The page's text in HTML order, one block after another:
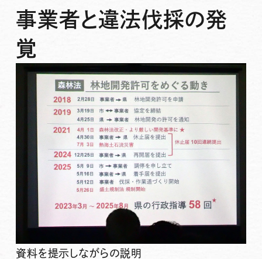
事業者と違法伐採の発
覚
資料を提示しながらの説明